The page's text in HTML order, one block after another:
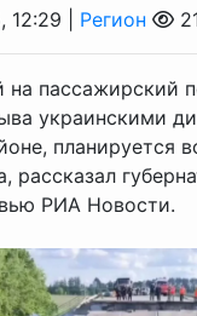
12:29 | Регион
пассажирский
украинскими
планируется
рассказал
РИА Новости.